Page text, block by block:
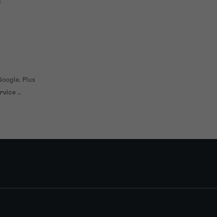
Plus
..